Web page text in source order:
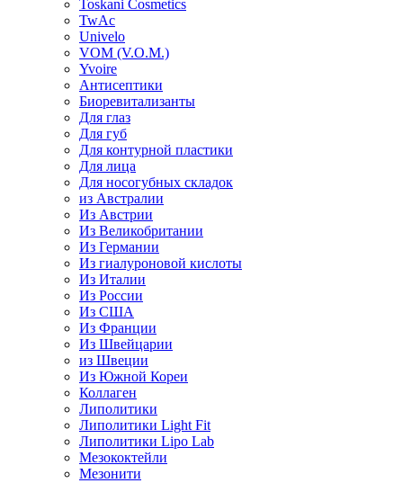
Toskani Cosmetics
TwAc
Univelo
VOM (V.O.M.)
Yvoire
Антисептики
Биоревитализанты
Для глаз
Для губ
Для контурной пластики
Для лица
Для носогубных складок
из Австралии
Из Австрии
Из Великобритании
Из Германии
Из гиалуроновой кислоты
Из Италии
Из России
Из США
Из Франции
Из Швейцарии
из Швеции
Из Южной Кореи
Коллаген
Липолитики
Липолитики Light Fit
Липолитики Lipo Lab
Мезококтейли
Мезонити